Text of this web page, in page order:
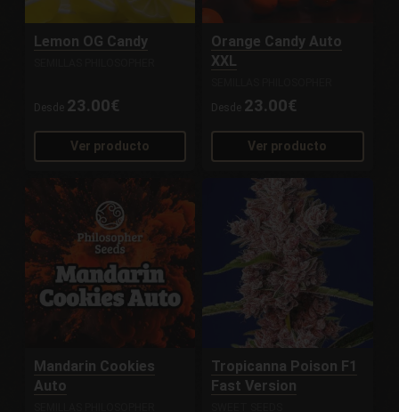
Lemon OG Candy
Desde 23.00€
Ver producto
Orange Candy Auto
XXL
Desde 23.00€
Ver producto
Mandarin Cookies
Auto
Tropicanna Poison F1
Fast Version